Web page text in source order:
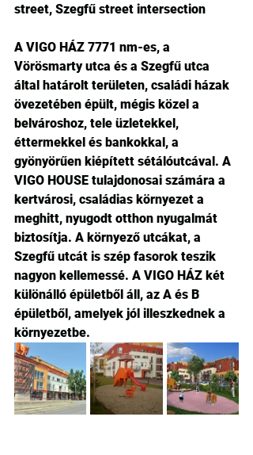
street, Szegfű street intersection
A VIGO HÁZ 7771 nm-es, a
Vörösmarty utca és a Szegfű utca
által határolt területen, családi házak
övezetében épült, mégis közel a
belvároshoz, tele üzletekkel,
éttermekkel és bankokkal, a
gyönyörűen kiépített sétálóutcával. A
VIGO HOUSE tulajdonosai számára a
kertvárosi, családias környezet a
meghitt, nyugodt otthon nyugalmát
biztosítja. A környező utcákat, a
Szegfű utcát is szép fasorok teszik
nagyon kellemessé. A VIGO HÁZ két
különálló épületből áll, az A és B
épületből, amelyek jól illeszkednek a
környezetbe.